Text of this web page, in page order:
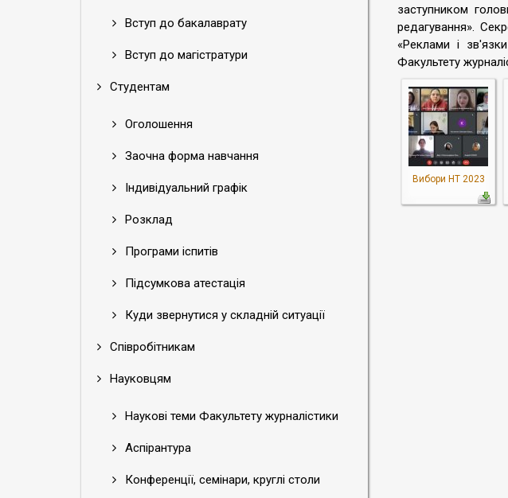
Вступ до бакалаврату
Вступ до магістратури
Студентам
Оголошення
Заочна форма навчання
Індивідуальний графік
Розклад
Програми іспитів
Підсумкова атестація
Куди звернутися у складній ситуації
Співробітникам
Науковцям
Наукові теми Факультету журналістики
Аспірантура
Конференції, семінари, круглі столи
заступником
редагування».
«Реклами і
Факультету
Вибори НТ 2023